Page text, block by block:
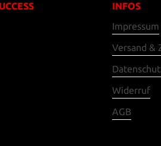
INFOS
Impressum
Versand &
Widerruf
AGB